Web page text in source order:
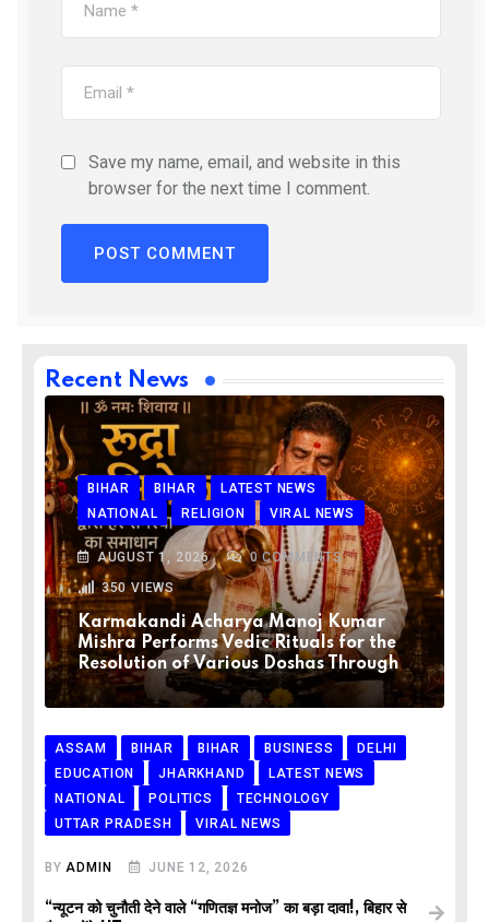
Save my name, email, and website in this
browser for the next time I comment.
Recent News
BIHAR BIHAR
LATEST NEWS
NATIONAL
RELIGION VIRAL NEWS
AUGUST 1, 2026 0COMMENTS
350VIEWS
Karmakandi Acharya Manoj Kumar
Mishra Performs Vedic Rituals for the
Resolution of Various Doshas Through
ASSAM BIHAR BIHAR BUSINESS
DELHI
EDUCATION
JHARKHAND
LATEST NEWS
NATIONAL
POLITICS
TECHNOLOGY
UTTAR PRADESH
VIRAL NEWS
BYADMIN JUNE 12, 2026
“न्यूटन को चुनौती देने वाले “गणितज्ञ मनोज” का बड़ा दावा!, बिहार से